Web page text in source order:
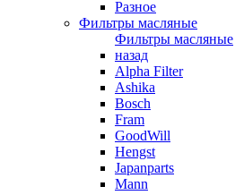
Разное
Фильтры масляные
Фильтры масляные
назад
Alpha Filter
Ashika
Bosch
Fram
GoodWill
Hengst
Japanparts
Mann